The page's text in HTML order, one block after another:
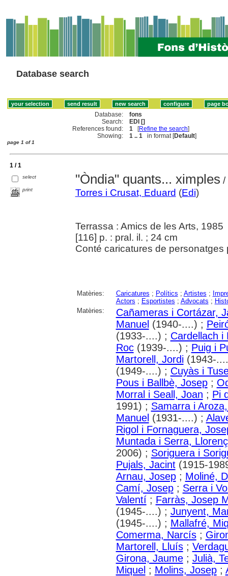
Database search
Database:
fons
Search:
EDI []
References found:
1 [Refine the search]
Showing:
1 .. 1 in format [Default]
page 1 of 1
1 / 1
select
print
"Òndia" quants... ximples /
Torres i Crusat, Eduard (Edi)
Terrassa : Amics de les Arts, 1985
[116] p. : pral. il. ; 24 cm
Conté caricatures de personatges
Matèries: Caricatures ; Polítics ; Artistes ;
Actors ; Esportistes ; Advocats ;
Matèries:
Cañameras i Cortázar,
Manuel (1940-....) ;
(1933-....) ; Cardellach i
Roc(1939-....) ; Puig i
Martorell, Jordi(1943-
(1949-....) ; Cuyàs i
Pous i Ballbè, Josep;
Morral i Seall, Joan ; Pi
1991) ; Samarra i
Manuel (1931-....) ;
Rigol i Fornaguera,
Muntada i Serra, Llorenç
2006) ; Soriguera i
Pujals, Jacint(1915-
Arnau, Josep; Moliné,
Camí, Josep; Serra i
Valentí; Farràs, Josep
(1945-....) ; Junyent,
(1945-....) ; Mallafré,
Comerma, Narcís;
Martorell, Lluís;
Girona, Jaume; Julià,
Miquel ; Molins, Josep;